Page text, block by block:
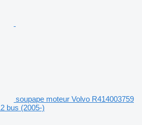
soupape moteur Volvo R414003759
bus (2005-)